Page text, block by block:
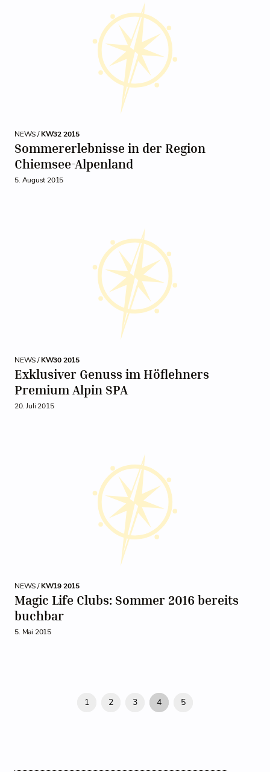
NEWS /KW32 2015
Sommererlebnisse in der Region
Chiemsee-Alpenland
5. August 2015
NEWS /KW30 2015
Exklusiver Genuss im Höflehners
Premium Alpin SPA
20. Juli 2015
NEWS /KW19 2015
Magic Life Clubs: Sommer 2016 bereits
buchbar
5. Mai 2015
1 2 3 4 5